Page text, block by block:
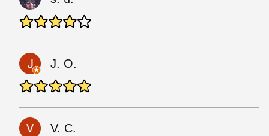
J. O.
V. C.